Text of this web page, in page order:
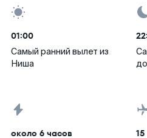
01:00
Самый ранний вылет из
Ниша
около 6 часов 15